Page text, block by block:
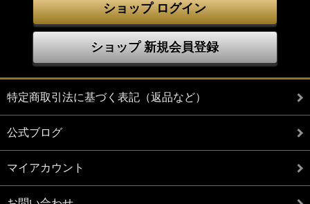
ショップ ログイン
ショップ 新規会員登録
特定商取引法に基づく表記（返品など）
公式ブログ
マイアカウント